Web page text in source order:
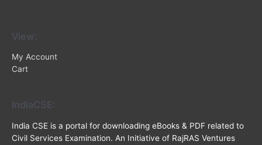
View:
My Account
Cart
IndiaCSE:
India CSE is a portal for downloading eBooks & PDF related to
Civil Services Examination. An Initiative of RajRAS Ventures